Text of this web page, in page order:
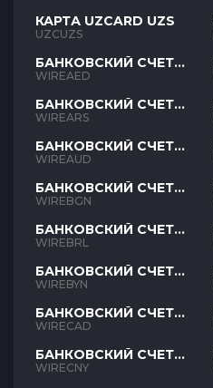
КАРТА UZCARD UZS
UZCUZS
БАНКОВСКИЙ СЧЕТ
AED
WIREAED
БАНКОВСКИЙ СЧЕТ
ARS
WIREARS
БАНКОВСКИЙ СЧЕТ
AUD
WIREAUD
БАНКОВСКИЙ СЧЕТ
BGN
WIREBGN
БАНКОВСКИЙ СЧЕТ
BRL
WIREBRL
БАНКОВСКИЙ СЧЕТ
BYN
WIREBYN
БАНКОВСКИЙ СЧЕТ
CAD
WIRECAD
БАНКОВСКИЙ СЧЕТ
CNY
WIRECNY